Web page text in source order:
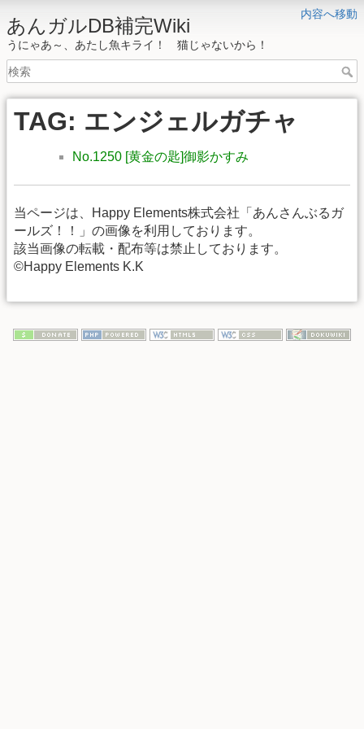
内容へ移動
あんガルDB補完Wiki
うにゃあ～、あたし魚キライ！ 猫じゃないから！
TAG: エンジェルガチャ
No.1250 [黄金の匙]御影かすみ
当ページは、Happy Elements株式会社「あんさんぶるガ
ールズ！！」の画像を利用しております。
該当画像の転載・配布等は禁止しております。
©Happy Elements K.K